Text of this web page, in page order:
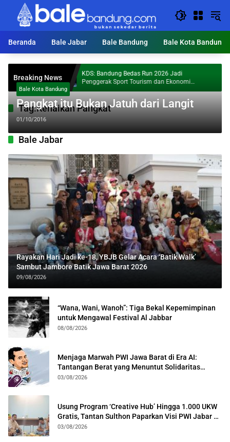
Langsung
konten
Beranda
Bale Jabar Bale Bandung Bale Kota Bandung
Breaking News
Bully
KDS: Bandung Bedas Run 2026 Jadi
Penggerak Sport Tourism dan Ekonomi
Kabupaten Bandung
Tag:Kenaikan Pangkat
Bale Kota Bandung
Pangkat itu Bukan Jatuh dari Langit
01/10/2016
Bale Jabar
Rayakan Hari Jadi ke-18, YBJB Gelar Acara ‘Batik Walk’
Sambut Jambore Batik Jawa Barat 2026
09/08/2026
“Wana, Wani, Wanoh”: Tiga Bekal Kepemimpinan
untuk Mengawal Festival Al Jabbar
08/08/2026
Menjaga Marwah PWI Jawa Barat di Era AI:
Tantangan Berat yang Menuntut Solidaritas
Lintas Generasi
03/08/2026
Usung Program ‘Creative Hub’ Hingga 1.000 UKW
Gratis, Tantan Sulthon Paparkan Visi PWI Jabar di
Kota Bogor
03/08/2026